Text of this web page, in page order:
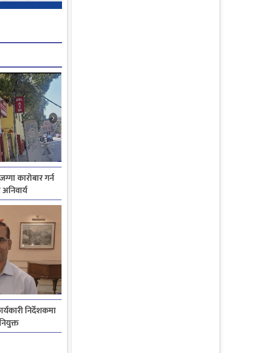
कारोबार गर्न
निर्देशकमा